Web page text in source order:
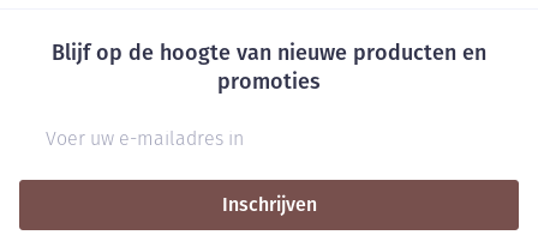
Blijf op de hoogte van nieuwe producten en
promoties
Inschrijven